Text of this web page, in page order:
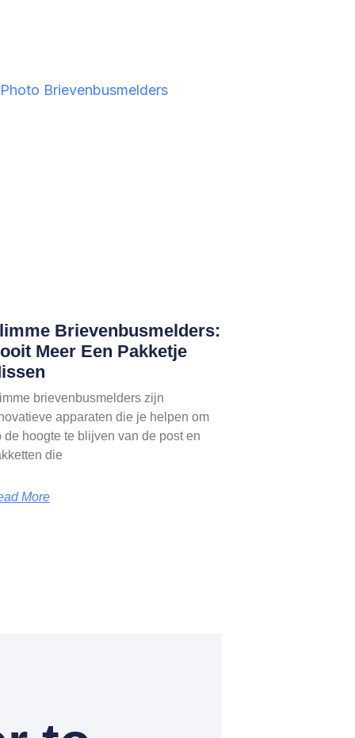
Brievenbusmelders:
Meer Een Pakketje
brievenbusmelders zijn
apparaten die je helpen om
de hoogte te blijven van de post en
die
More